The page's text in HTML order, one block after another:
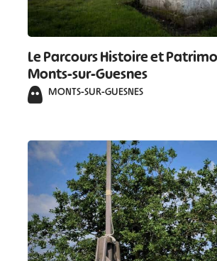
Le Parcours Histoire et
Monts-sur-Guesnes
MONTS-SUR-GUESNES
#